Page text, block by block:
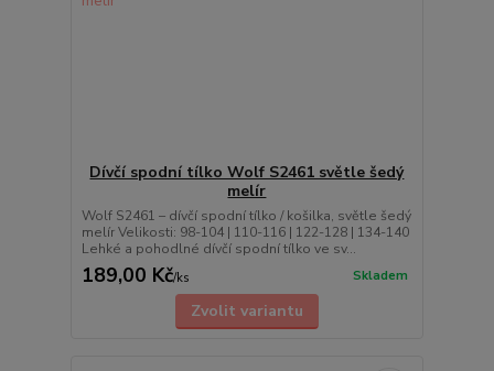
Dívčí spodní tílko Wolf S2461 světle šedý
melír
Wolf S2461 – dívčí spodní tílko / košilka, světle šedý
melír Velikosti: 98-104 | 110-116 | 122-128 | 134-140
Lehké a pohodlné dívčí spodní tílko ve sv...
189,00 Kč/ks Skladem
Zvolit variantu